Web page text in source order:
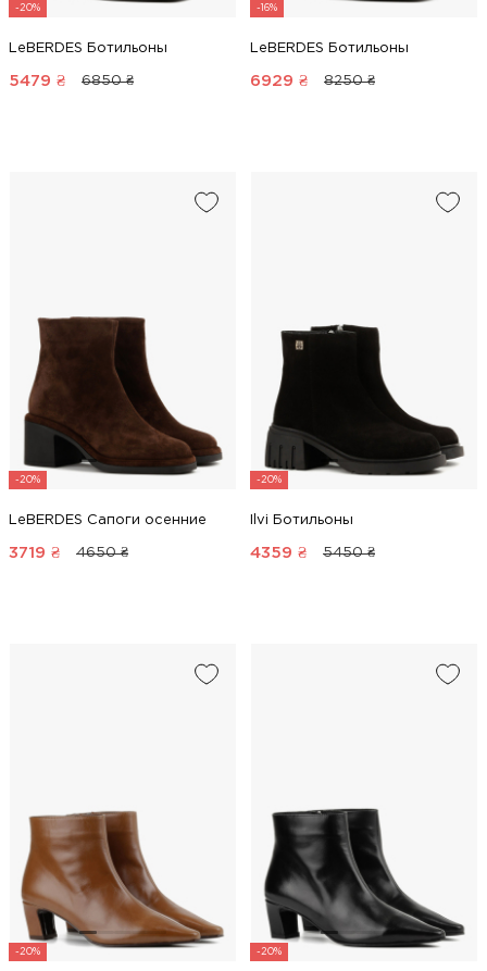
-20%
LeBERDES Ботильоны
5479 ₴ 6850 ₴
-16%
LeBERDES Ботильоны
6929 ₴ 8250 ₴
-20%
LeBERDES Сапоги осенние
3719 ₴ 4650 ₴
-20%
Ilvi Ботильоны
4359 ₴ 5450 ₴
-20% -20%